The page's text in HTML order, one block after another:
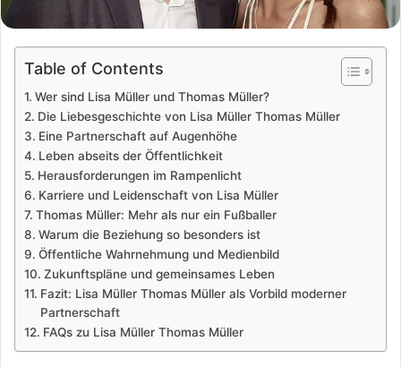
Table of Contents
Wer sind Lisa Müller und Thomas Müller?
Die Liebesgeschichte von Lisa Müller Thomas Müller
Eine Partnerschaft auf Augenhöhe
Leben abseits der Öffentlichkeit
Herausforderungen im Rampenlicht
Karriere und Leidenschaft von Lisa Müller
Thomas Müller: Mehr als nur ein Fußballer
Warum die Beziehung so besonders ist
Öffentliche Wahrnehmung und Medienbild
Zukunftspläne und gemeinsames Leben
Fazit: Lisa Müller Thomas Müller als Vorbild moderner
Partnerschaft
FAQs zu Lisa Müller Thomas Müller